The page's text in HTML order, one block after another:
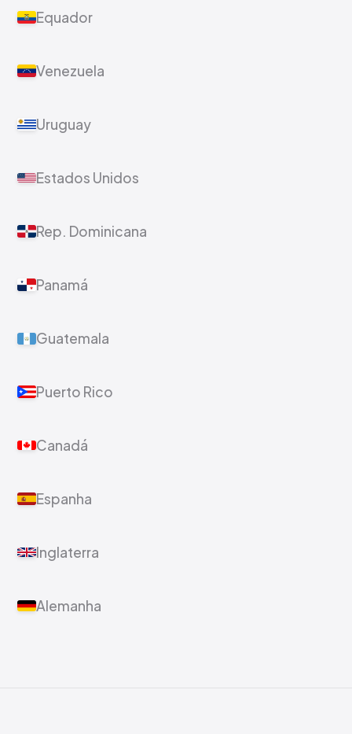
Equador
Venezuela
Uruguay
Estados Unidos
Rep. Dominicana
Panamá
Guatemala
Puerto Rico
Canadá
Espanha
Inglaterra
Alemanha